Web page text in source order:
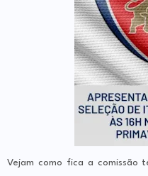
Vejam como fica a comissão